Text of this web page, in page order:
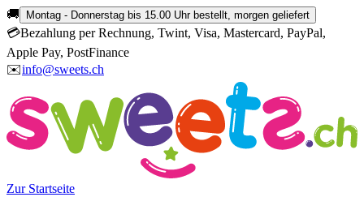
🚚 Montag - Donnerstag bis 15.00 Uhr bestellt, morgen geliefert
💳Bezahlung per Rechnung, Twint, Visa, Mastercard, PayPal,
Apple Pay, PostFinance
✉️info@sweets.ch
Zur Startseite